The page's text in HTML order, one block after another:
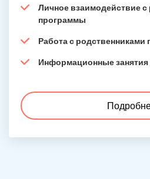
Личное взаимодействие
программы
Работа с родственниками
Информационные занятия